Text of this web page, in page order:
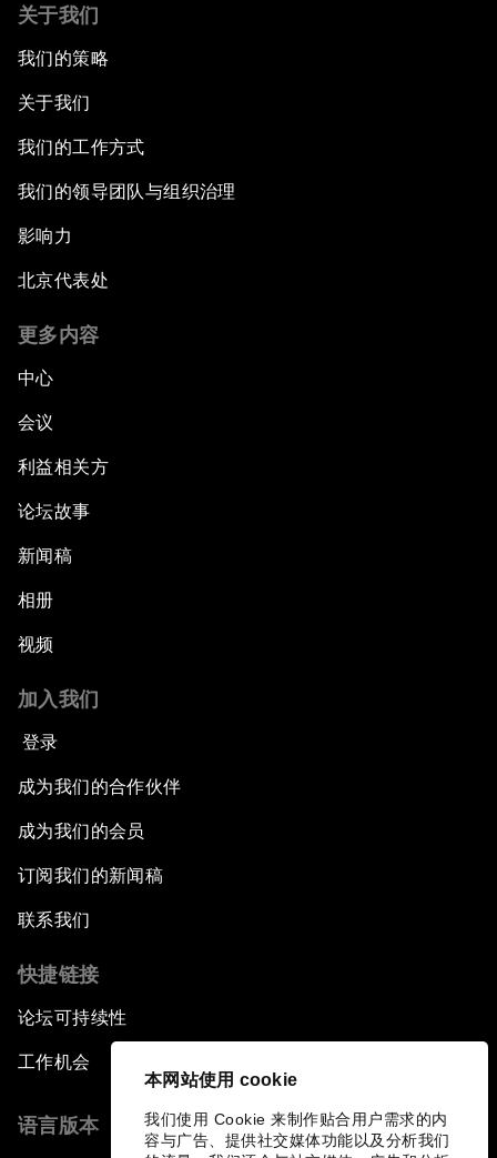
本网站使用 cookie
我们使用 Cookie 来制作贴合用户需求的内
容与广告、提供社交媒体功能以及分析我们
关于我们
我们的策略
关于我们
我们的工作方式
我们的领导团队与组织治理
影响力
北京代表处
更多内容
中心
会议
利益相关方
论坛故事
新闻稿
相册
视频
加入我们
登录
成为我们的合作伙伴
成为我们的会员
订阅我们的新闻稿
联系我们
快捷链接
论坛可持续性
工作机会
语言版本